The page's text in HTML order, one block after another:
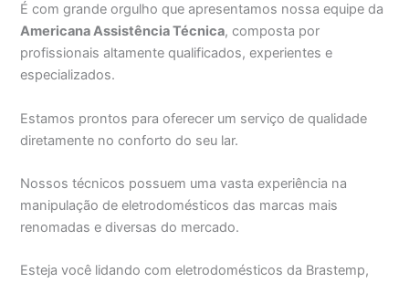
É com grande orgulho que apresentamos nossa equipe da
Americana Assistência Técnica, composta por
profissionais altamente qualificados, experientes e
especializados.
Estamos prontos para oferecer um serviço de qualidade
diretamente no conforto do seu lar.
Nossos técnicos possuem uma vasta experiência na
manipulação de eletrodomésticos das marcas mais
renomadas e diversas do mercado.
Esteja você lidando com eletrodomésticos da Brastemp,